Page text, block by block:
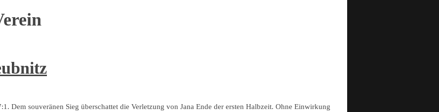
Dem souveränen Sieg überschattet die Verletzung von Jana Ende der ersten Halbzeit. Ohne Einwirkung